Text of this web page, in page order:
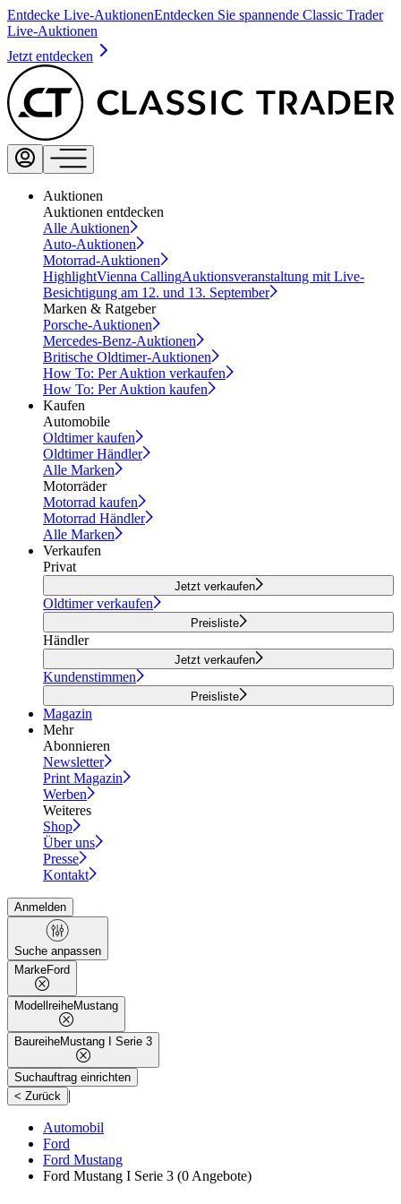
Entdecke Live-AuktionenEntdecken Sie spannende Classic Trader
Live-Auktionen
Jetzt entdecken
Auktionen
Auktionen entdecken
Alle Auktionen
Auto-Auktionen
Motorrad-Auktionen
HighlightVienna CallingAuktionsveranstaltung mit Live-
Besichtigung am 12. und 13. September
Marken & Ratgeber
Porsche-Auktionen
Mercedes-Benz-Auktionen
Britische Oldtimer-Auktionen
How To: Per Auktion verkaufen
How To: Per Auktion kaufen
Kaufen
Automobile
Oldtimer kaufen
Oldtimer Händler
Alle Marken
Motorräder
Motorrad kaufen
Motorrad Händler
Alle Marken
Verkaufen
Privat
Jetzt verkaufen
Oldtimer verkaufen
Preisliste
Händler
Jetzt verkaufen
Kundenstimmen
Preisliste
Magazin
Mehr
Abonnieren
Newsletter
Print Magazin
Werben
Weiteres
Shop
Über uns
Presse
Kontakt
Anmelden
Suche anpassen
MarkeFord
ModellreiheMustang
BaureiheMustang I Serie 3
Suchauftrag einrichten
< Zurück |
Automobil
Ford
Ford Mustang
Ford Mustang I Serie 3 (0 Angebote)